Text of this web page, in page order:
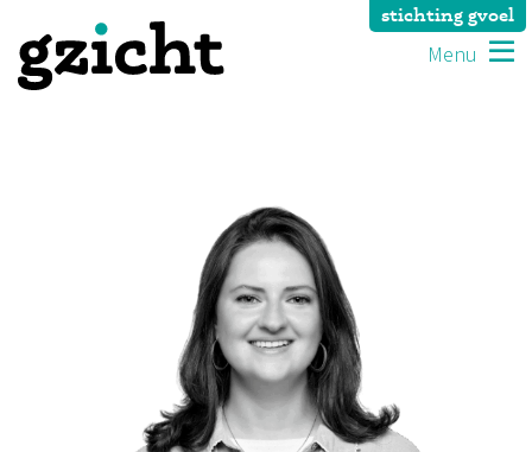
Menu
stichting gvoel